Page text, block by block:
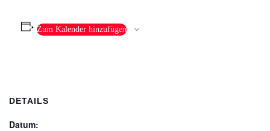
Zum Kalender hinzufügen
DETAILS
Datum: